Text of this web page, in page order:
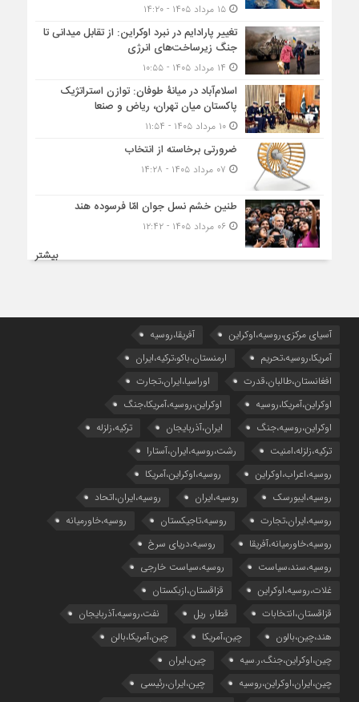
۱۵ مرداد ۱۴۰۵ - ۱۴:۲۰
تغییر پارادایم در نبرد اوکراین: از تقابل میدانی تا
جنگ زیرساخت‌های انرژی
اسلام‌آباد در میانۀ طوفان: توازن استراتژیک
پاکستان میان تهران، ریاض و صنعا
۱۰ مرداد ۱۴۰۵ - ۱۱:۵۴
ضرورتی برخاسته از انتخاب
طنین خشم نسل جوان امّا فرسوده هند
۰۶ مرداد ۱۴۰۵ - ۱۲:۴۲
بیشتر
آسیای مرکزی،روسیه،اوکراین
آفریقا،روسیه
آمریکا،روسیه،تحریم
ارمنستان،باکو،ترکیه،ایران
افغانستان،طالبان،قدرت
اوراسیا،ایران،تجارت
اوکراین،آمریکا،روسیه
اوکراین،روسیه،آمریکا،جنگ
اوکراین،روسیه،جنگ
ایران،آذربایجان
ترکیه،زلزله
ترکیه،زلزله،امنیت
رشت،روسیه،ایران،آستارا
روسیه،اعراب،اوکراین
روسیه،اوکراین،آمریکا
روسیه،ایبورسک
روسیه،ایران
روسیه،ایران،اتحاد
روسیه،ایران،تجارت
روسیه،تاجیکستان
روسیه،خاورمیانه
روسیه،خاورمیانه،آفریقا
روسیه،دریای سرخ
روسیه،سند،سیاست
روسیه،سیاست خارجی
غلات،روسیه،اوکراین
قزاقستان،ازبکستان
قزاقستان،انتخابات
قطار، ریل
نفت،روسیه،آذربایجان
هند،چین،بالون
چین،آمریکا
چین،آمریکا،بالن
چین،اوکراین،جنگ،ر.سیه
چین،ایران
چین،ایران،اوکراین،روسیه
چین،ایران،رئیسی